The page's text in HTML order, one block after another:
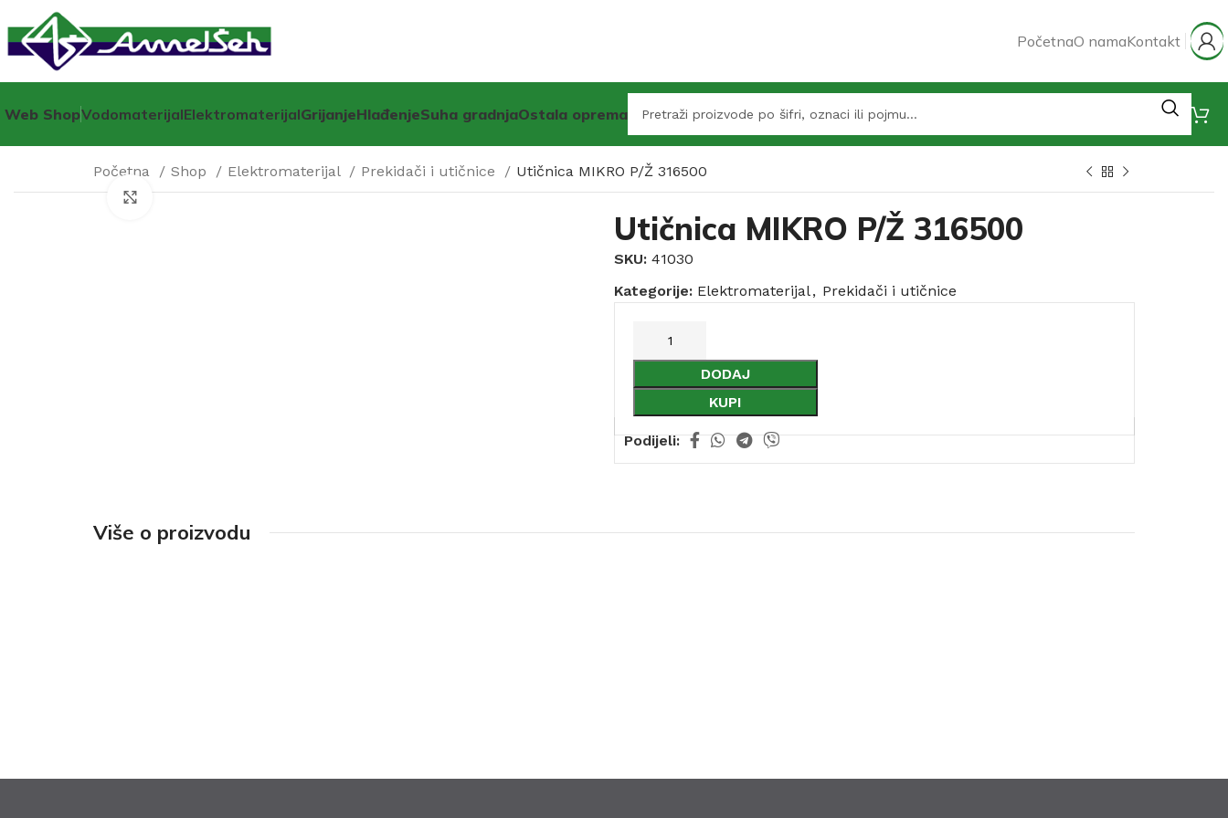
PočetnaO namaKontakt
Web ShopVodomaterijalElektromaterijalGrijanjeHlađenjeSuha gradnjaOstala oprema
Početna Shop Elektromaterijal Prekidači i utičnice Utičnica MIKRO P/Ž 316500
Click to enlarge
Utičnica MIKRO P/Ž 316500
SKU: 41030
Kategorije: Elektromaterijal, Prekidači i utičnice
DODAJ
KUPI
Podijeli:
Više o proizvodu